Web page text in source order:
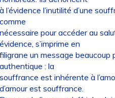
l’évidence l’inutilité d’une
pour accéder au
s’imprime en
un message beaucoup
: la
est inhérente à
est souffrance.